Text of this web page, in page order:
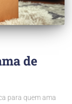
de
para quem ama